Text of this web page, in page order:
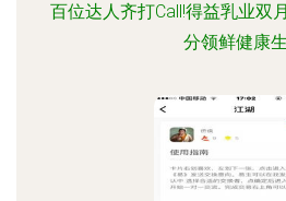
百位达人齐打Call!得益乳业双
分领鲜健康